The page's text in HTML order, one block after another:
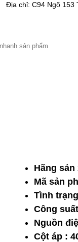
Địa chỉ: C94 Ngõ 153
Hãng sản
Mã sản
Tình
Công
Nguồn
Cột áp :